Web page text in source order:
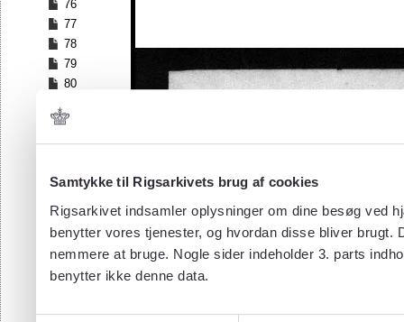
Samtykke til Rigsarkivets brug af cookies
Rigsarkivet indsamler oplysninger om dine besøg ved
benytter vores tjenester, og hvordan disse bliver
nemmere at bruge. Nogle sider indeholder 3. parts
benytter ikke denne data.
76
77
78
79
80
82
83
85
87
88
89
90